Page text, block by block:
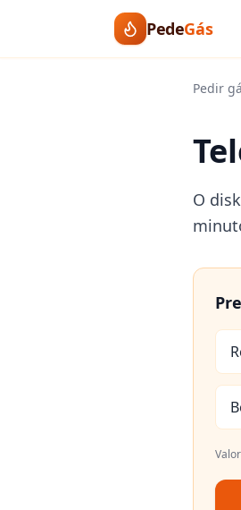
PedeGás
Pedir
O